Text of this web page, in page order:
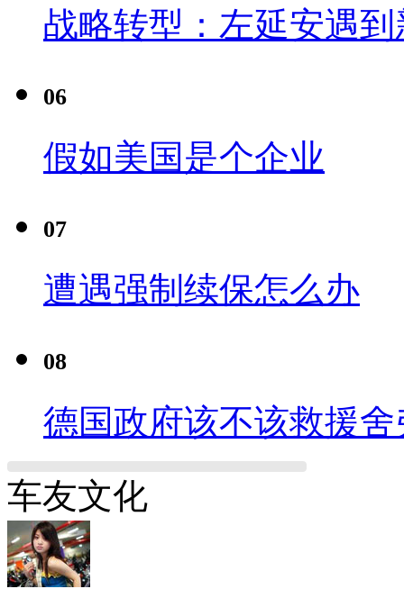
战略转型：左延安遇
06
假如美国是个企业
07
遭遇强制续保怎么办
08
德国政府该不该救援舍
车友文化